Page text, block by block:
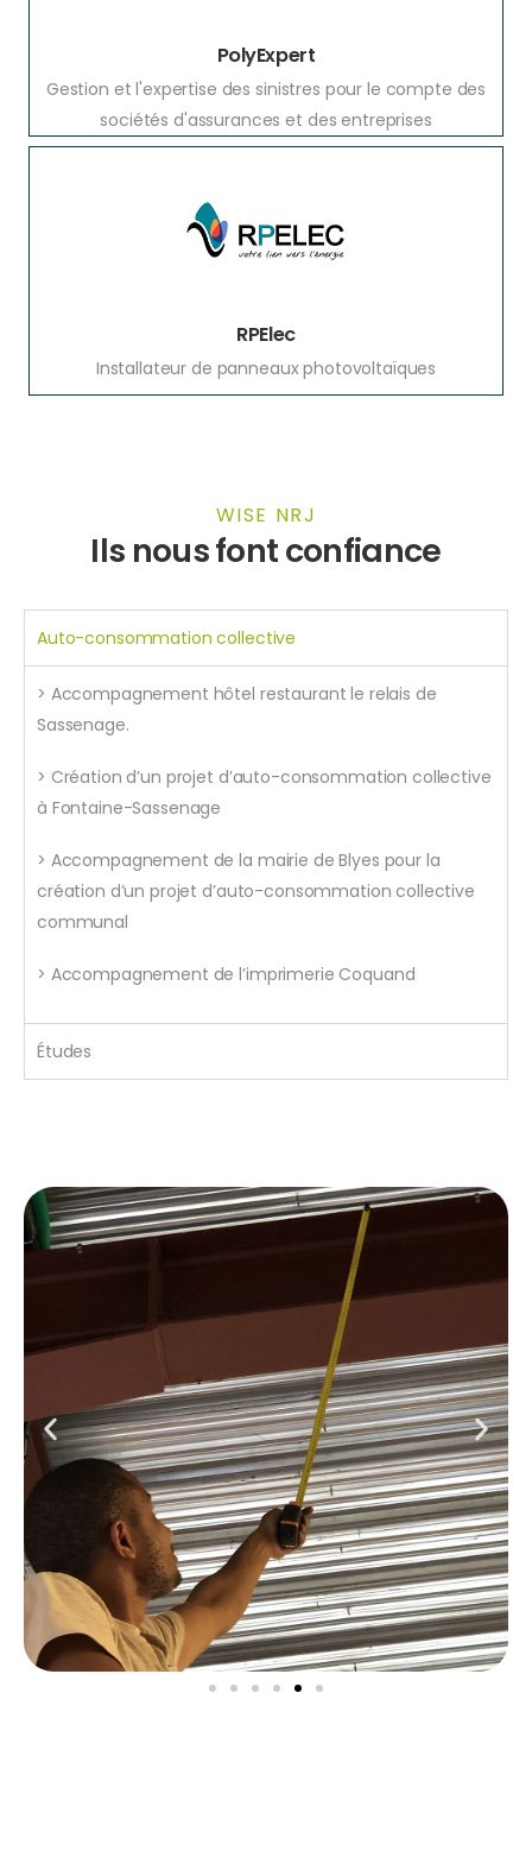
PolyExpert
Gestion et l'expertise des sinistres pour le compte des
sociétés d'assurances et des entreprises
RPElec
Installateur de panneaux photovoltaïques
WISE NRJ
Ils nous font confiance
Auto-consommation collective
> Accompagnement hôtel restaurant le relais de
Sassenage.
> Création d’un projet d’auto-consommation collective
à Fontaine-Sassenage
> Accompagnement de la mairie de Blyes pour la
création d’un projet d’auto-consommation collective
communal
> Accompagnement de l’imprimerie Coquand
Études